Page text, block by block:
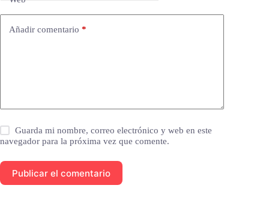
Añadir comentario *
Guarda mi nombre, correo electrónico y web en este
navegador para la próxima vez que comente.
Publicar el comentario